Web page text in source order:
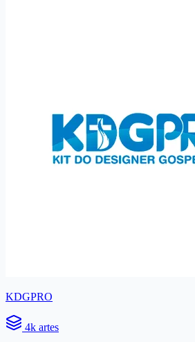
KDGPRO
4k artes